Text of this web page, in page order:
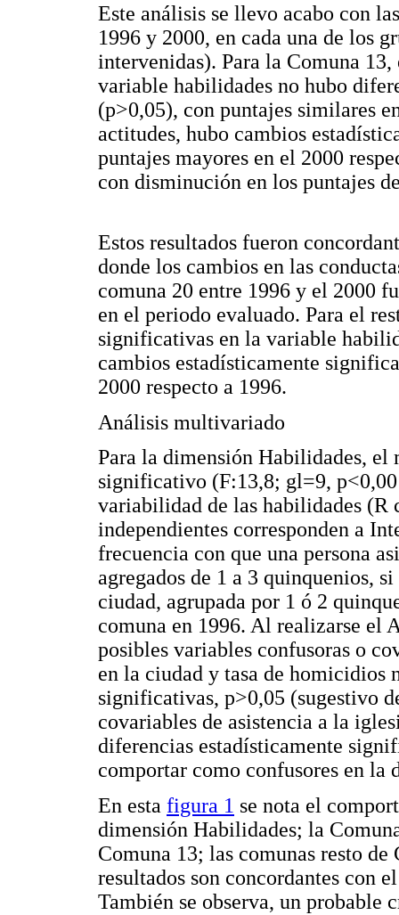
Este análisis se llevo acabo con
1996 y 2000, en cada una de los
intervenidas). Para la Comuna
variable habilidades no hubo
(p>0,05), con puntajes similares
actitudes, hubo cambios
puntajes mayores en el 2000
con disminución en los puntajes
Estos resultados fueron
donde los cambios en las
comuna 20 entre 1996 y el 2000
en el periodo evaluado. Para el
significativas en la variable
cambios estadísticamente
2000 respecto a 1996.
Análisis multivariado
Para la dimensión Habilidades, el
significativo (F:13,8; gl=9,
variabilidad de las habilidades (R
independientes corresponden a
frecuencia con que una persona
agregados de 1 a 3 quinquenios,
ciudad, agrupada por 1 ó 2
comuna en 1996. Al realizarse el
posibles variables confusoras o
en la ciudad y tasa de homicidios
significativas, p>0,05 (sugestivo
covariables de asistencia a la
diferencias estadísticamente
comportar como confusores en la
En esta figura 1 se nota el
dimensión Habilidades; la
Comuna 13; las comunas resto
resultados son concordantes con
También se observa, un probable